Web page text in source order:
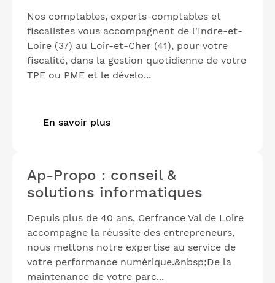
Nos comptables, experts-comptables et
fiscalistes vous accompagnent de l'Indre-et-
Loire (37) au Loir-et-Cher (41), pour votre
fiscalité, dans la gestion quotidienne de votre
TPE ou PME et le dévelo...
En savoir plus
Ap-Propo : conseil &
solutions informatiques
Depuis plus de 40 ans, Cerfrance Val de Loire
accompagne la réussite des entrepreneurs,
nous mettons notre expertise au service de
votre performance numérique.&nbsp;De la
maintenance de votre parc...